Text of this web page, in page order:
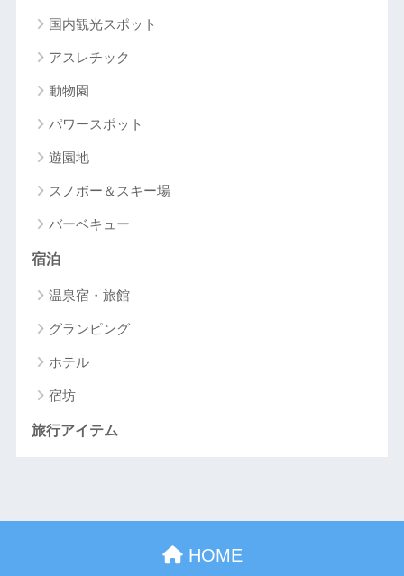
国内観光スポット
アスレチック
動物園
パワースポット
遊園地
スノボー＆スキー場
バーベキュー
宿泊
温泉宿・旅館
グランピング
ホテル
宿坊
旅行アイテム
HOME